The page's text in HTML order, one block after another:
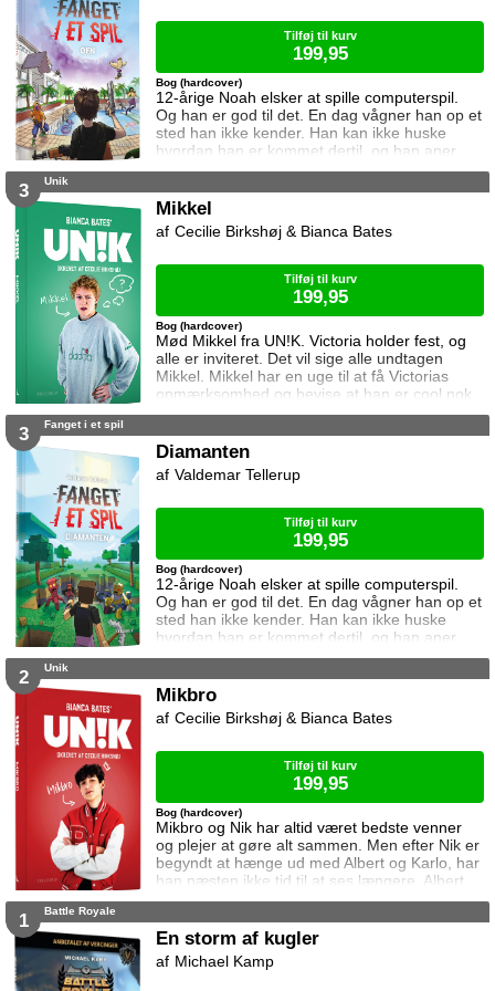
12-årige Noah elsker at spille computerspil.
Og han er god til det. En dag vågner han op et
sted han ikke kender. Han kan ikke huske
hvordan han er kommet dertil, og han aner
ikke hvordan han kommer hjem igen. Den
beskeder til ham. I denne bog vil uret have
vinde. Kan Noah det? Og hvad sker der hvis
Bog (hardcover)
Tilføj til kurv
199,95
3 Unik
Mikkel
Mød Mikkel fra UN!K. Victoria holder fest, og
alle er inviteret. Det vil sige alle undtagen
Mikkel. Mikkel har en uge til at få Victorias
opmærksomhed og bevise at han er cool nok
til at få en invitation. Hvis han vil med til festen,
en ny garderobe, en halv bøtte hårvoks og en
rigtig lægger mærke til ham. Selvfølgelig
Bog (hardcover)
Cecilie Birkshøj & Bianca Bates
Tilføj til kurv
199,95
3 Fanget i et spil
Diamanten
12-årige Noah elsker at spille computerspil.
Og han er god til det. En dag vågner han op et
sted han ikke kender. Han kan ikke huske
hvordan han er kommet dertil, og han aner
ikke hvordan han kommer hjem igen. Den
beskeder til ham. I denne bog vil uret have
med monstre. Kan Noah det? Og hvad sker
Bog (hardcover)
Valdemar Tellerup
Tilføj til kurv
199,95
2 Unik
Mikbro
Mikbro og Nik har altid været bedste venner
og plejer at gøre alt sammen. Men efter Nik er
begyndt at hænge ud med Albert og Karlo, har
han næsten ikke tid til at ses længere. Albert
og Karlo kan nemlig ikke lide Mikbro fordi de
bedste ven forsøger Mikbro at imponere dem,
men hvor meget skal man lave om på sig selv
for sine venner? Og har Mikbro overhovedet
Bog (hardcover)
Cecilie Birkshøj & Bianca Bates
Tilføj til kurv
199,95
1 Battle Royale
En storm af kugler
Michael Kamp